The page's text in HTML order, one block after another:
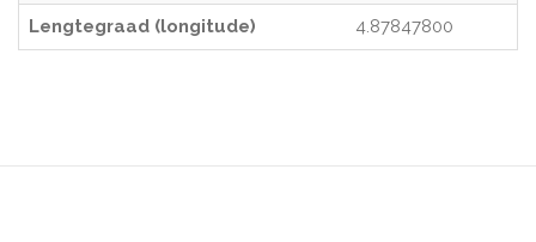
Lengtegraad (longitude) 4.87847800